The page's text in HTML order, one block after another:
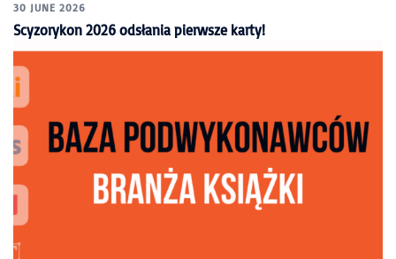
30 JUNE 2026
Scyzorykon 2026 odsłania pierwsze karty!